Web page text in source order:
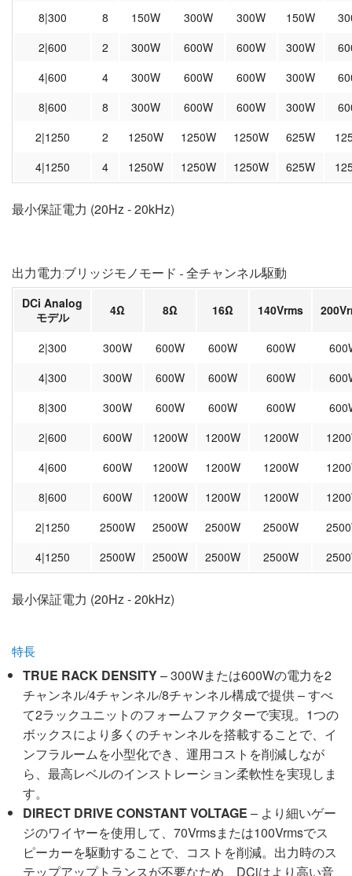
8|300
8 150W 300W 300W 150W
2|600
2 300W 600W 600W 300W
4|600
4 300W 600W 600W 300W
8|600
8 300W 600W 600W 300W
2|1250
2 1250W 1250W 1250W 625W
4|1250
4 1250W 1250W 1250W 625W
最小保証電力 (20Hz - 20kHz)
出力電力:ブリッジモノモード - 全チャンネル駆動
DCi Analog
モデル
4Ω 8Ω 16Ω 140Vrms
2|300 300W 600W 600W 600W
4|300
300W 600W 600W 600W
8|300
300W 600W 600W 600W
2|600
600W 1200W 1200W 1200W
4|600
600W 1200W 1200W 1200W
8|600
600W 1200W 1200W 1200W
2|1250
2500W 2500W 2500W 2500W
4|1250
2500W 2500W 2500W 2500W
最小保証電力 (20Hz - 20kHz)
特長
TRUE RACK DENSITY– 300Wまたは600Wの電力を2
チャンネル/4チャンネル/8チャンネル構成で提供 – すべ
て2ラックユニットのフォームファクターで実現。1つの
ボックスにより多くのチャンネルを搭載することで、イ
ンフラルームを小型化でき、運用コストを削減しなが
ら、最高レベルのインストレーション柔軟性を実現しま
す。
DIRECT DRIVE CONSTANT VOLTAGE – より細いゲー
ジのワイヤーを使用して、70Vrmsまたは100Vrmsでス
ピーカーを駆動することで、コストを削減。出力時のス
テップアップトランスが不要なため、DCiはより高い音